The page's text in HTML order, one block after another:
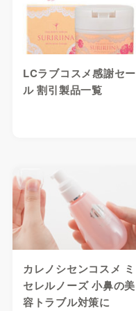
LCラブコスメ感謝セー
ル 割引製品一覧
カレノシセンコスメ ミ
セレルノーズ 小鼻の美
容トラブル対策に